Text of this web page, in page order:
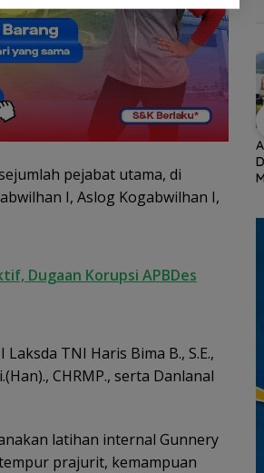
pejabat utama, di
I, Aslog Kogabwilhan I,
Dugaan Korupsi APBDes
TNI Haris Bima B., S.E.,
CHRMP., serta Danlanal
latihan internal Gunnery
prajurit, kemampuan
Kerusakan
Kebun
ASPPI Inisiasi Paket
dari Batam ke Lingga